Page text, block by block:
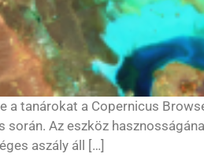
a tanárokat a Copernicus
Az eszköz
aszály áll […]